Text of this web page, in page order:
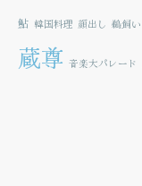
鮎 韓国料理 顔出し 鵜飼い
蔵尊 音楽大パレード